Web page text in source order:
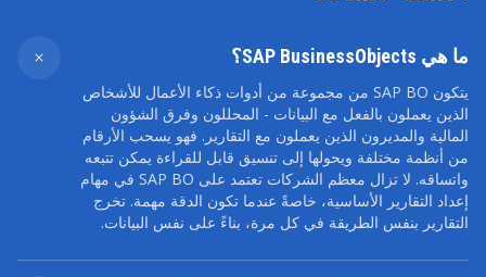
ما هي SAP BusinessObjects؟
يتكون SAP BO من مجموعة من أدوات ذكاء الأعمال للأشخاص
الذين يعملون بالفعل مع البيانات - المحللون وفرق الشؤون
المالية والمديرون الذين يعملون مع التقارير. فهو يسحب الأرقام
من أنظمة مختلفة ويحولها إلى تنسيق قابل للقراءة يمكن تتبعه
واتساقه. لا تزال معظم الشركات تعتمد على SAP BO في مهام
إعداد التقارير الأساسية، خاصةً عندما تكون الدقة مهمة. تخرج
التقارير بنفس الطريقة في كل مرة، بناءً على نفس البيانات.